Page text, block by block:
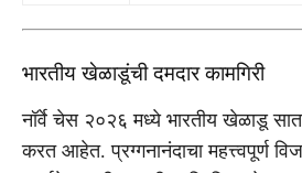
भारतीय खेळाडूंची दमदार कामगिरी
नॉर्वे चेस २०२६ मध्ये भारतीय खेळाडू
करत आहेत. प्रग्गनानंदाचा महत्त्वपूर्ण